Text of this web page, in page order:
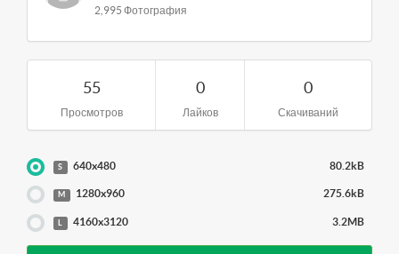
2,995 Фотография
55
Просмотров
0
Лайков
0
Скачиваний
S 640x480 80.2kB
M 1280x960 275.6kB
4160x3120 3.2MB